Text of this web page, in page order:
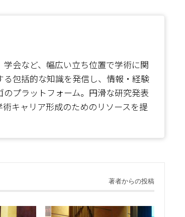
会など、幅広い立ち位置で学術に関
包括的な知識を発信し、情報・経験
プラットフォーム。円滑な研究発表
キャリア形成のためのリソースを提
著者からの投稿